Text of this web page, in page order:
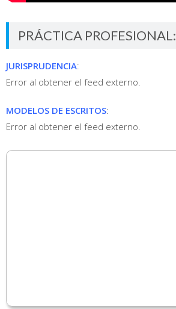
PRÁCTICA PROFESIONAL:
JURISPRUDENCIA:
Error al obtener el feed externo.
MODELOS DE ESCRITOS:
Error al obtener el feed externo.